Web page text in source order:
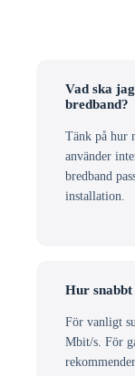
Vad ska
bredband?
Tänk på hur
använder
bredband
installation.
Hur
För vanligt
Mbit/s. För